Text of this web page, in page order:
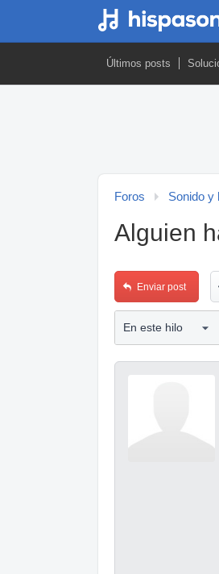
Últimos posts
Foros Sonido y
Alguien
Enviar post